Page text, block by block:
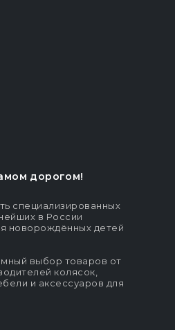
дорогом!
специализированных
в России
новорождённых детей
выбор товаров от
колясок,
и аксессуаров для